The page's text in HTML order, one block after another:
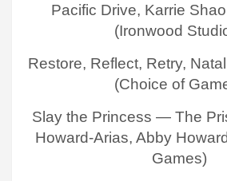
Pacific Drive, Karrie
(Ironwood
Restore, Reflect, Retry,
(Choice of
Slay the Princess — The
Howard-Arias, Abby
Games)